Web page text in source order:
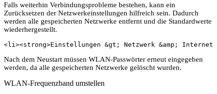
Falls weiterhin Verbindungsprobleme bestehen, kann ein
Zurücksetzen der Netzwerkeinstellungen hilfreich sein. Dadurch
werden alle gespeicherten Netzwerke entfernt und die Standardwerte
wiederhergestellt.
<li><strong>Einstellungen &gt; Netzwerk &amp;
Nach dem Neustart müssen WLAN-Passwörter erneut eingegeben
werden, da alle gespeicherten Netzwerke gelöscht wurden.
WLAN-Frequenzband umstellen